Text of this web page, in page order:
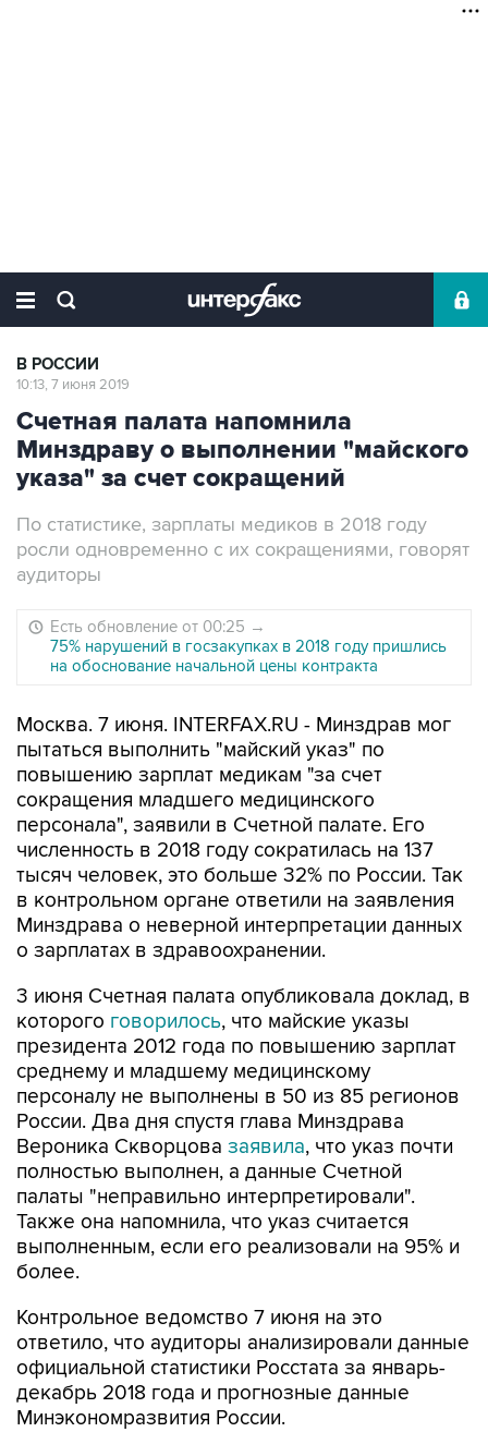
В РОССИИ
10:13, 7 июня 2019
Счетная палата напомнила
Минздраву о выполнении "майского
указа" за счет сокращений
По статистике, зарплаты медиков в 2018 году
росли одновременно с их сокращениями, говорят
аудиторы
Есть обновление от 00:25 →
75% нарушений в госзакупках в 2018 году пришлись
на обоснование начальной цены контракта
Москва. 7 июня. INTERFAX.RU - Минздрав мог
пытаться выполнить "майский указ" по
повышению зарплат медикам "за счет
сокращения младшего медицинского
персонала", заявили в Счетной палате. Его
численность в 2018 году сократилась на 137
тысяч человек, это больше 32% по России. Так
в контрольном органе ответили на заявления
Минздрава о неверной интерпретации данных
о зарплатах в здравоохранении.
3 июня Счетная палата опубликовала доклад, в
которого говорилось, что майские указы
президента 2012 года по повышению зарплат
среднему и младшему медицинскому
персоналу не выполнены в 50 из 85 регионов
России. Два дня спустя глава Минздрава
Вероника Скворцова заявила, что указ почти
полностью выполнен, а данные Счетной
палаты "неправильно интерпретировали".
Также она напомнила, что указ считается
выполненным, если его реализовали на 95% и
более.
Контрольное ведомство 7 июня на это
ответило, что аудиторы анализировали данные
официальной статистики Росстата за январь-
декабрь 2018 года и прогнозные данные
Минэкономразвития России.